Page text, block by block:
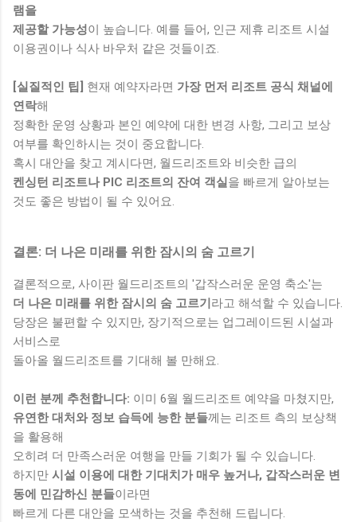
램을
제공할 가능성이 높습니다. 예를 들어, 인근 제휴 리조트 시설
이용권이나 식사 바우처 같은 것들이죠.
[실질적인 팁] 현재 예약자라면 가장 먼저 리조트 공식 채널에
연락해
정확한 운영 상황과 본인 예약에 대한 변경 사항, 그리고 보상
여부를 확인하시는 것이 중요합니다.
혹시 대안을 찾고 계시다면, 월드리조트와 비슷한 급의
켄싱턴 리조트나 PIC 리조트의 잔여 객실을 빠르게 알아보는
것도 좋은 방법이 될 수 있어요.
결론: 더 나은 미래를 위한 잠시의 숨 고르기
결론적으로, 사이판 월드리조트의 '갑작스러운 운영 축소'는
더 나은 미래를 위한 잠시의 숨 고르기 라고 해석할 수 있습니다.
당장은 불편할 수 있지만, 장기적으로는 업그레이드된 시설과
서비스로
돌아올 월드리조트를 기대해 볼 만해요.
이런 분께 추천합니다: 이미 6월 월드리조트 예약을 마쳤지만,
유연한 대처와 정보 습득에 능한 분들께는 리조트 측의 보상책
을 활용해
오히려 더 만족스러운 여행을 만들 기회가 될 수 있습니다.
하지만 시설 이용에 대한 기대치가 매우 높거나, 갑작스러운 변
동에 민감하신 분들이라면
빠르게 다른 대안을 모색하는 것을 추천해 드립니다.